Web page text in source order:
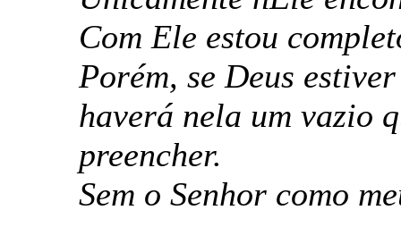
Com Ele estou
Porém, se Deus
haverá nela um vazio
preencher.
Sem o Senhor como